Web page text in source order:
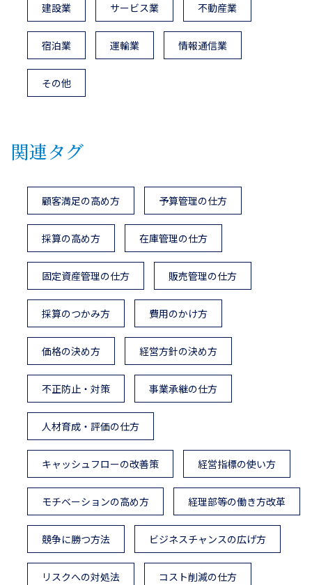
建設業 サービス業 不動産業
宿泊業 運輸業 情報通信業
その他
関連タグ
顧客満足の高め方 予算管理の仕方
採算の高め方 在庫管理の仕方
固定資産管理の仕方 販売管理の仕方
採算のつかみ方 費用のかけ方
価格の決め方 経営方針の決め方
不正防止・対策 事業承継の仕方
人材育成・評価の仕方
キャッシュフローの改善策 経営指標の使い方
モチベーションの高め方 経理部等の働き方改革
競争に勝つ方法 ビジネスチャンスの広げ方
リスクへの対処法 コスト削減の仕方